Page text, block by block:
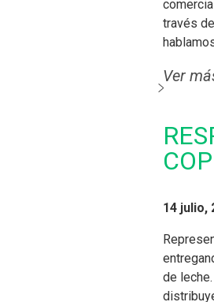
través
Ver
14 julio,
de